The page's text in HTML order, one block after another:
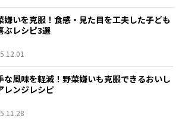
嫌いを克服！食感・見た目を工夫した子ども
ぶレシピ3選
な風味を軽減！野菜嫌いも克服できるおいし
レンジレシピ